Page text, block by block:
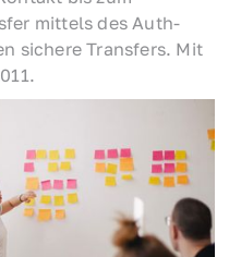
mittels des Auth-
sichere Transfers. Mit